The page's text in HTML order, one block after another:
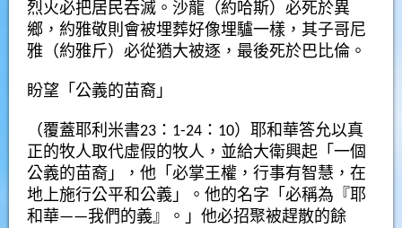
烈火必把居民吞滅。沙龍（約哈斯）必死於異
鄉，約雅敬則會被埋葬好像埋驢一樣，其子哥尼
雅（約雅斤）必從猶大被逐，最後死於巴比倫。
盼望「公義的苗裔」
（覆蓋耶利米書23：1-24：10）耶和華答允以真
正的牧人取代虛假的牧人，並給大衛興起「一個
公義的苗裔」，他「必掌王權，行事有智慧，在
地上施行公平和公義」。他的名字「必稱為『耶
和華——我們的義』。」他必招聚被趕散的餘